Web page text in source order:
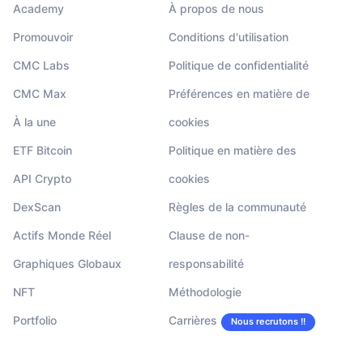
Academy
Promouvoir
CMC Labs
CMC Max
À la une
ETF Bitcoin
API Crypto
DexScan
Actifs Monde Réel
Graphiques Globaux
NFT
Portfolio
À propos de nous
Conditions d'utilisation
Politique de confidentialité
Préférences en matière de
cookies
Politique en matière des
cookies
Règles de la communauté
Clause de non-
responsabilité
Méthodologie
Carrières Nous recrutons !!